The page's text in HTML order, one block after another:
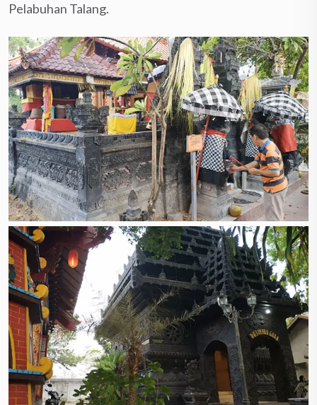
Pelabuhan Talang.